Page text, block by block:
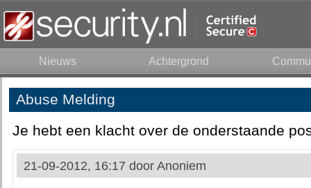
Nieuws Achtergrond
Abuse Melding
Je hebt een klacht over de onderstaande
21-09-2012, 16:17 door Anoniem